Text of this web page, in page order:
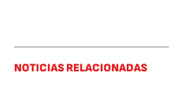
NOTICIAS RELACIONADAS